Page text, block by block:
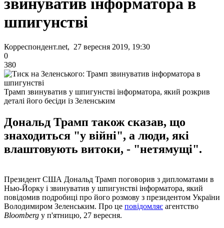
звинуватив інформатора в
шпигунстві
Корреспондент.net, 27 вересня 2019, 19:30
0
380
Трамп звинуватив у шпигунстві інформатора, який розкрив
деталі його бесіди із Зеленським
Дональд Трамп також сказав, що
знаходиться "у війні", а люди, які
влаштовують витоки, - "нетямущі".
Президент США Дональд Трамп поговорив з дипломатами в
Нью-Йорку і звинуватив у шпигунстві інформатора, який
повідомив подробиці про його розмову з президентом України
Володимиром Зеленським. Про це повідомляє агентство
Bloomberg у п'ятницю, 27 вересня.